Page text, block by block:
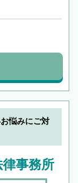
悩みにご対
事務所